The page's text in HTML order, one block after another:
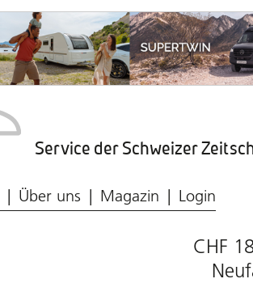
Service der Schweizer
Über uns Magazin Login
CHF